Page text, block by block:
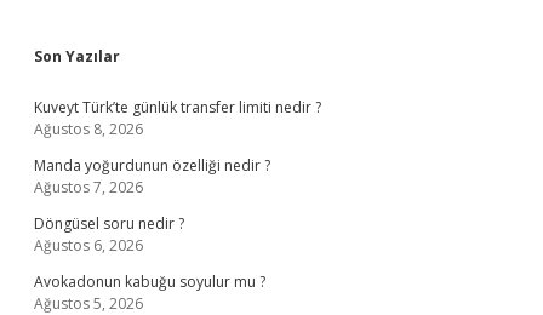
Sidebar
Son Yazılar
Kuveyt Türk’te günlük transfer limiti nedir ?
Ağustos 8, 2026
Manda yoğurdunun özelliği nedir ?
Ağustos 7, 2026
Döngüsel soru nedir ?
Ağustos 6, 2026
Avokadonun kabuğu soyulur mu ?
Ağustos 5, 2026